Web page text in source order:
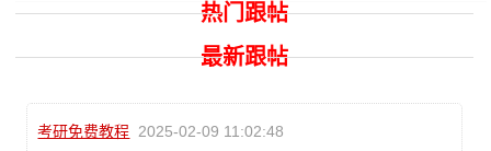
热门跟帖
最新跟帖
考研免费教程 2025-02-09 11:02:48